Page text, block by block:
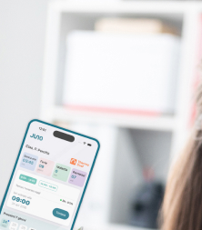
di ricarica o
mostrando i
bruciate e livello
senza fili,
sia per un
vicino alla finestra del